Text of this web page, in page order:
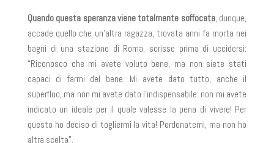
Quando questa speranza viene totalmente soffocata, dunque,
accade quello che un’altra ragazza, trovata anni fa morta nei
bagni di una stazione di Roma, scrisse prima di uccidersi:
“Riconosco che mi avete voluto bene, ma non siete stati
capaci di farmi del bene. Mi avete dato tutto, anche il
superfluo, ma non mi avete dato l’indispensabile: non mi avete
indicato un ideale per il quale valesse la pena di vivere! Per
questo ho deciso di togliermi la vita! Perdonatemi, ma non ho
altra scelta”.